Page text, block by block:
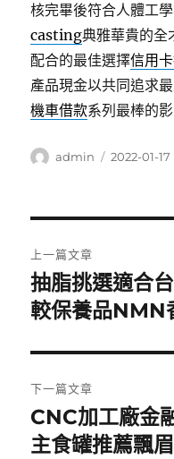
核完畢後符合人體工
casting典雅華貴的全
配合的最佳選擇信用
產品現金以共同追求
機車借款系列最棒的
作
admin
發
2022-01-17
章
導
覽
上一篇文章
上
一
文
章:
抽脂挑選適合
較保養品NMN
下一篇文章
下
一
CNC加工廠金
主食罐推薦飄